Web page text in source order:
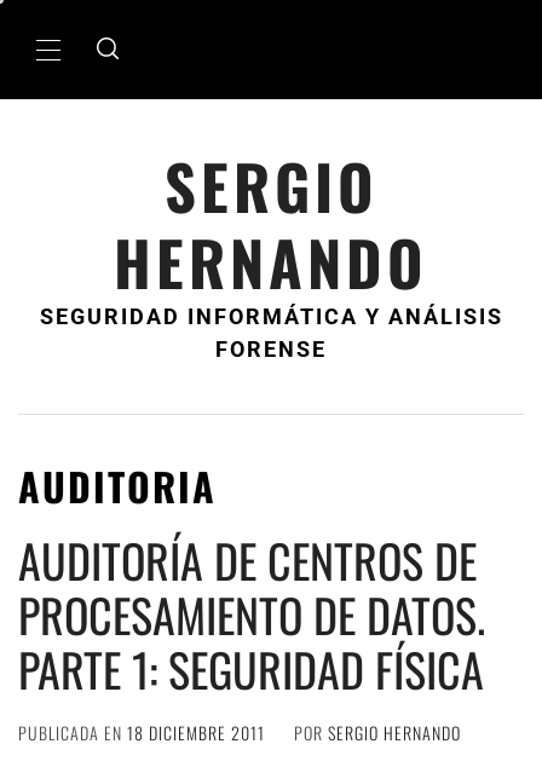
MenÃº
SERGIO
HERNANDO
SEGURIDAD INFORMÁTICA Y ANÁLISIS
FORENSE
AUDITORIA
AUDITORÍA DE CENTROS DE
PROCESAMIENTO DE DATOS.
PARTE 1: SEGURIDAD FÍSICA
PUBLICADA EN 18 DICIEMBRE 2011 POR SERGIO HERNANDO